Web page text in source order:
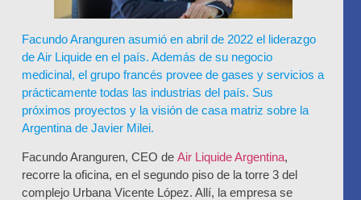
Facundo Aranguren asumió en abril de 2022 el liderazgo
de Air Liquide en el país. Además de su negocio
medicinal, el grupo francés provee de gases y servicios a
prácticamente todas las industrias del país. Sus
próximos proyectos y la visión de casa matriz sobre la
Argentina de Javier Milei.
Facundo Aranguren, CEO de Air Liquide Argentina,
recorre la oficina, en el segundo piso de la torre 3 del
complejo Urbana Vicente López. Allí, la empresa se